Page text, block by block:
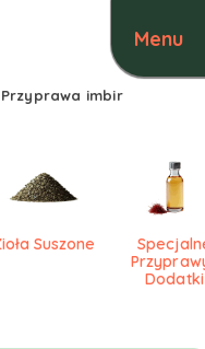
Przyprawa imbir
Suszone
Dodatki